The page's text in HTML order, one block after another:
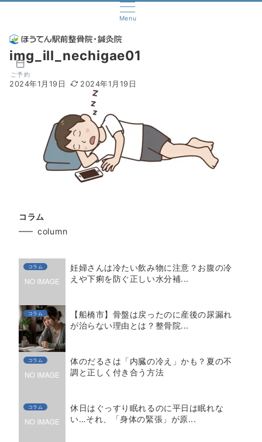
Menu
ご予約
img_ill_nechigae01
2024年1月19日 2024年1月19日
コラム
column
コラム
妊婦さんは冷たい飲み物に注意？お腹の冷
えや下痢を防ぐ正しい水分補...
コラム
【船橋市】骨盤は戻ったのに産後の尿漏れ
が治らない理由とは？整骨院...
コラム
体のだるさは「内臓の冷え」かも？夏の不
調と正しく付き合う方法
コラム
休日はぐっすり眠れるのに平日は眠れな
い…それ、「身体の緊張」が原...